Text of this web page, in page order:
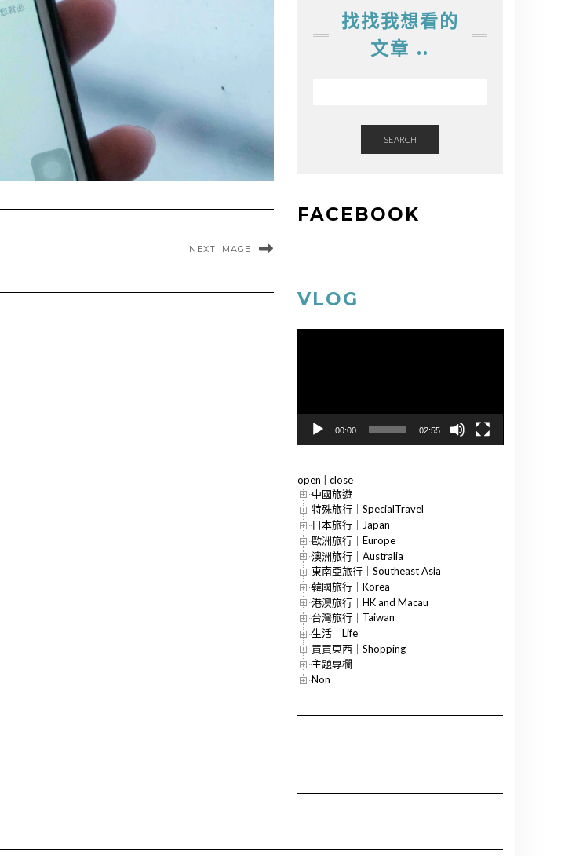
NEXT IMAGE
找找我想看的
文章 ..
SEARCH
FACEBOOK
VLOG
00:00 02:55
open
close
中國旅遊
特殊旅行｜SpecialTravel
日本旅行｜Japan
歐洲旅行｜Europe
澳洲旅行｜Australia
東南亞旅行｜Southeast Asia
韓國旅行｜Korea
港澳旅行｜HK and Macau
台灣旅行｜Taiwan
生活｜Life
買買東西｜Shopping
主題專欄
Non